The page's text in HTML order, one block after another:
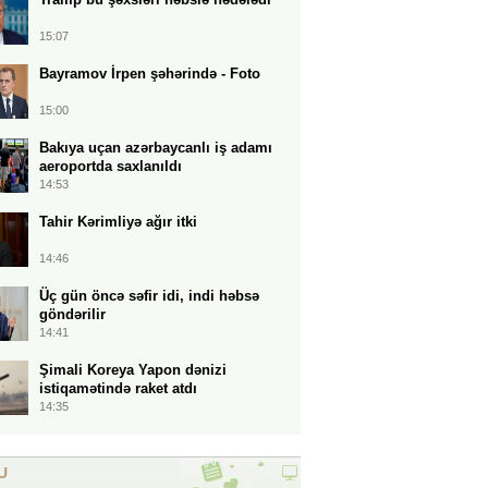
15:07
Bayramov İrpen şəhərində - Foto
15:00
Bakıya uçan azərbaycanlı iş adamı
aeroportda saxlanıldı
14:53
Tahir Kərimliyə ağır itki
14:46
Üç gün öncə səfir idi, indi həbsə
göndərilir
14:41
Şimali Koreya Yapon dənizi
istiqamətində raket atdı
14:35